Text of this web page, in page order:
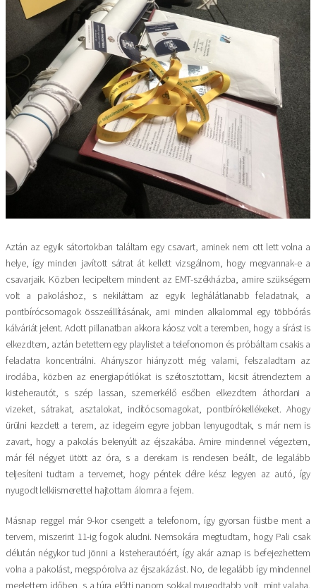
Aztán az egyik sátortokban találtam egy csavart, aminek nem ott lett volna a
helye, így minden javított sátrat át kellett vizsgálnom, hogy megvannak-e a
csavarjaik. Közben lecipeltem mindent az EMT-székházba, amire szükségem
volt a pakoláshoz, s nekiláttam az egyik leghálátlanabb feladatnak, a
pontbírócsomagok összeállításának, ami minden alkalommal egy többórás
kálváriát jelent. Adott pillanatban akkora káosz volt a teremben, hogy a sírást is
elkezdtem, aztán betettem egy playlistet a telefonomon és próbáltam csakis a
feladatra koncentrálni. Ahányszor hiányzott még valami, felszaladtam az
irodába, közben az energiapótlókat is szétosztottam, kicsit átrendeztem a
kisteherautót, s szép lassan, szemerkélő esőben elkezdtem áthordani a
vizeket, sátrakat, asztalokat, indítócsomagokat, pontbírókellékeket. Ahogy
ürülni kezdett a terem, az idegeim egyre jobban lenyugodtak, s már nem is
zavart, hogy a pakolás belenyúlt az éjszakába. Amire mindennel végeztem,
már fél négyet ütött az óra, s a derekam is rendesen beállt, de legalább
teljesíteni tudtam a tervemet, hogy péntek délre kész legyen az autó, így
nyugodt lelkiismerettel hajtottam álomra a fejem.
Másnap reggel már 9-kor csengett a telefonom, így gyorsan füstbe ment a
tervem, miszerint 11-ig fogok aludni. Nemsokára megtudtam, hogy Pali csak
délután négykor tud jönni a kisteherautóért, így akár aznap is befejezhettem
volna a pakolást, megspórolva az éjszakázást. No, de legalább így mindennel
meglettem időben, s a túra előtti napom sokkal nyugodtabb volt, mint valaha.